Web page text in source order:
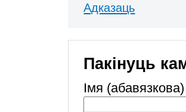
Адказаць
Пакінуць
Імя (абавязкова)